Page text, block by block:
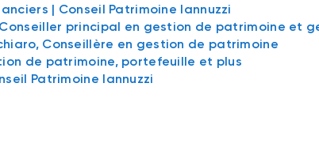
| Conseil Patrimoine Iannuzzi
Conseiller principal en gestion de patrimoine et
Conseillère en gestion de patrimoine
de patrimoine, portefeuille et plus
Patrimoine Iannuzzi